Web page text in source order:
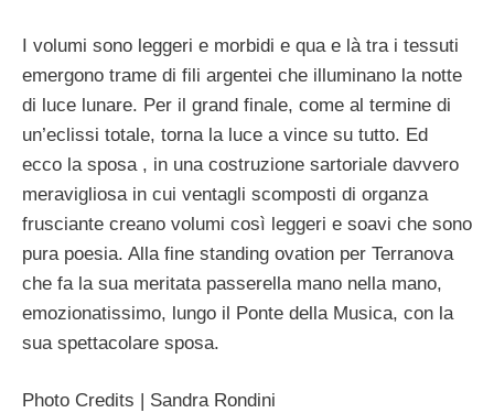
I volumi sono leggeri e morbidi e qua e là tra i tessuti
emergono trame di fili argentei che illuminano la notte
di luce lunare. Per il grand finale, come al termine di
un’eclissi totale, torna la luce a vince su tutto. Ed
ecco la sposa , in una costruzione sartoriale davvero
meravigliosa in cui ventagli scomposti di organza
frusciante creano volumi così leggeri e soavi che sono
pura poesia. Alla fine standing ovation per Terranova
che fa la sua meritata passerella mano nella mano,
emozionatissimo, lungo il Ponte della Musica, con la
sua spettacolare sposa.
Photo Credits | Sandra Rondini